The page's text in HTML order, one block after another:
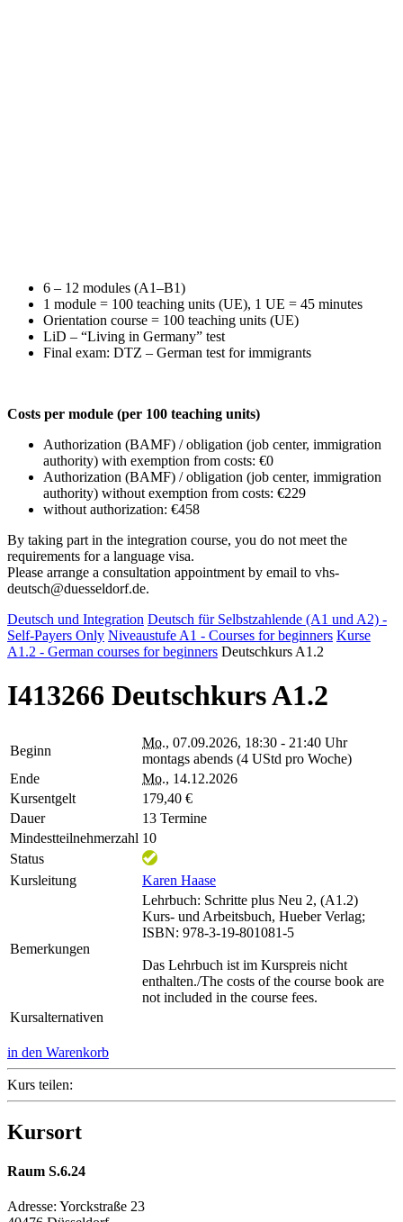
6 – 12 modules (A1–B1)
1 module = 100 teaching units (UE), 1 UE = 45 minutes
Orientation course = 100 teaching units (UE)
LiD – “Living in Germany” test
Final exam: DTZ – German test for immigrants
Costs per module (per 100 teaching units)
Authorization (BAMF) / obligation (job center, immigration
authority) with exemption from costs: €0
Authorization (BAMF) / obligation (job center, immigration
authority) without exemption from costs: €229
without authorization: €458
By taking part in the integration course, you do not meet the
requirements for a language visa.
Please arrange a consultation appointment by email to vhs-
deutsch@duesseldorf.de.
Deutsch und Integration Deutsch für Selbstzahlende (A1 und A2) -
Self-Payers Only Niveaustufe A1 - Courses for beginners Kurse
A1.2 - German courses for beginners Deutschkurs A1.2
I413266 Deutschkurs A1.2
Beginn
Mo., 07.09.2026, 18:30 - 21:40 Uhr
montags abends (4 UStd pro Woche)
Ende
Mo., 14.12.2026
Kursentgelt
179,40 €
Dauer
13 Termine
Mindestteilnehmerzahl 10
Status
Kursleitung
Karen Haase
Bemerkungen
Lehrbuch: Schritte plus Neu 2, (A1.2)
Kurs- und Arbeitsbuch, Hueber Verlag;
ISBN: 978-3-19-801081-5
Das Lehrbuch ist im Kurspreis nicht
enthalten./The costs of the course book are
not included in the course fees.
Kursalternativen
in den Warenkorb
Kurs teilen:
Kursort
Raum S.6.24
Adresse: Yorckstraße 23